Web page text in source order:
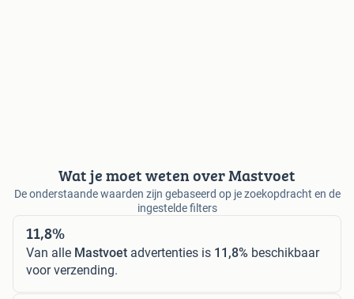
Wat je moet weten over Mastvoet
De onderstaande waarden zijn gebaseerd op je zoekopdracht en de
ingestelde filters
11,8%
Van alle Mastvoet advertenties is 11,8% beschikbaar
voor verzending.